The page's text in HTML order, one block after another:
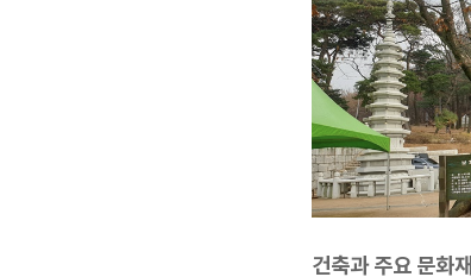
건축과 주요 문화재